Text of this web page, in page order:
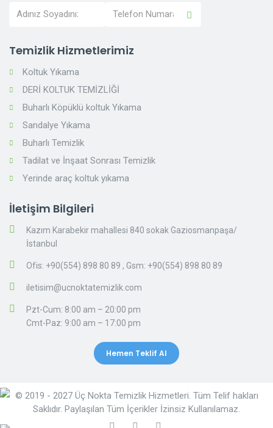
Temizlik Hizmetlerimiz
Koltuk Yıkama
DERİ KOLTUK TEMİZLİĞİ
Buharlı Köpüklü koltuk Yıkama
Sandalye Yıkama
Buharlı Temizlik
Tadilat ve İnşaat Sonrası Temizlik
Yerinde araç koltuk yıkama
İletişim Bilgileri
Kazım Karabekir mahallesi 840 sokak Gaziosmanpaşa/
İstanbul
Ofis: +90(554) 898 80 89 , Gsm: +90(554) 898 80 89
iletisim@ucnoktatemizlik.com
Pzt-Cum: 8:00 am – 20:00 pm
Cmt-Paz: 9:00 am – 17:00 pm
Hemen Teklif Al
© 2019 - 2027 Üç Nokta Temizlik Hizmetleri. Tüm Telif hakları
Saklıdır. Paylaşılan Tüm İçerikler İzinsiz Kullanılamaz.